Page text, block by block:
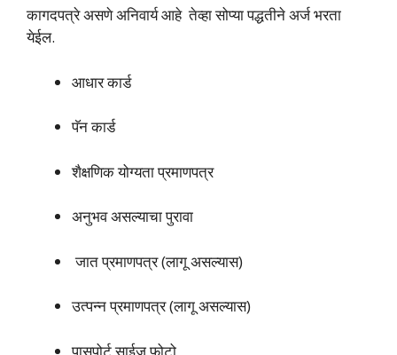
कागदपत्रे असणे अनिवार्य आहे तेव्हा सोप्या पद्धतीने अर्ज भरता
येईल.
आधार कार्ड
पॅन कार्ड
शैक्षणिक योग्यता प्रमाणपत्र
अनुभव असल्याचा पुरावा
जात प्रमाणपत्र (लागू असल्यास)
उत्पन्न प्रमाणपत्र (लागू असल्यास)